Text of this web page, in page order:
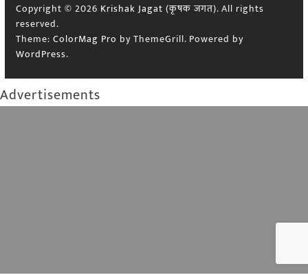
Copyright © 2026 Krishak Jagat (कृषक जगत). All rights
reserved.
Theme: ColorMag Pro by ThemeGrill. Powered by
WordPress.
Advertisements